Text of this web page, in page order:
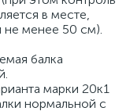
в месте,
не менее 50 см).
балка
марки 20к1
нормальной с